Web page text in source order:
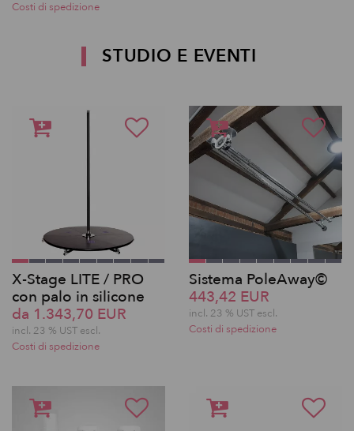
Costi di spedizione
STUDIO E EVENTI
X-Stage LITE / PRO
con palo in silicone
da 1.343,70 EUR
incl. 23 % UST escl.
Costi di spedizione
Sistema PoleAway©
443,42 EUR
incl. 23 % UST escl.
Costi di spedizione